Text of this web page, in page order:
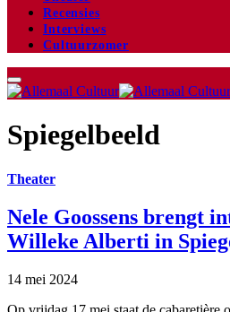
Recensies
Interviews
Cultuurzomer
Spiegelbeeld
Theater
Nele Goossens brengt
Willeke Alberti in
14 mei 2024